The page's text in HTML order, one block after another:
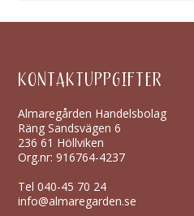
KONTAKTUPPGIFTER
Almaregården Handelsbolag
Räng Sandsvägen 6
236 61 Höllviken
Org.nr: 916764-4237
Tel040-45 70 24
info@almaregarden.se